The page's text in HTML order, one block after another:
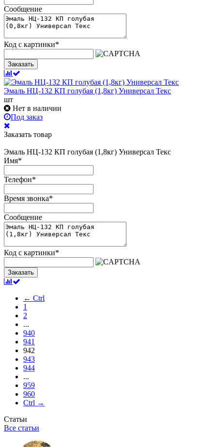
Сообщение
Код с картинки*
Заказать
Эмаль НЦ-132 КП голубая (1,8кг) Универсал Текс
шт
Нет в наличии
Под заказ
Заказать товар
Эмаль НЦ-132 КП голубая (1,8кг) Универсал Текс
Имя*
Телефон*
Время звонка*
Сообщение
Код с картинки*
Заказать
← Ctrl
1
2
...
940
941
942
943
944
...
959
960
Ctrl →
Статьи
Все статьи